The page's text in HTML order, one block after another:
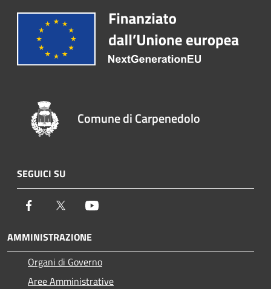
Comune di Carpenedolo
SEGUICI SU
Facebook Twitter
AMMINISTRAZIONE
Organi di Governo
Aree Amministrative